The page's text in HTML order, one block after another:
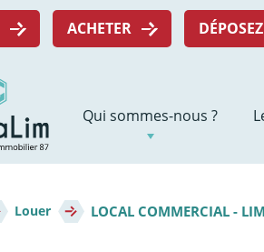
ACHETER
Navigation
principale
Qui sommes-nous ?
Louer LOCAL COMMERCIAL -